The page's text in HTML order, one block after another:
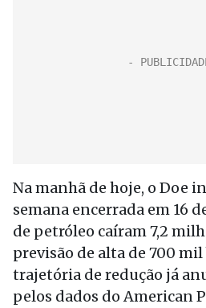
Na manhã de hoje, o Doe
semana encerrada em 16
de petróleo caíram 7,2
previsão de alta de 700
trajetória de redução já
pelos dados do American